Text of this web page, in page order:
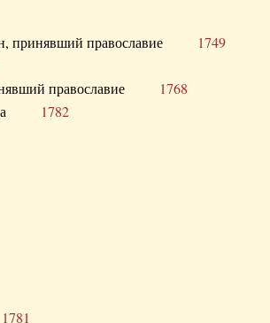
принявший православие 1749
православие 1768
1782
1781